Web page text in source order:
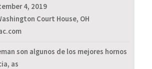
4, 2019
Court House, OH
son algunos de los mejores hornos
as